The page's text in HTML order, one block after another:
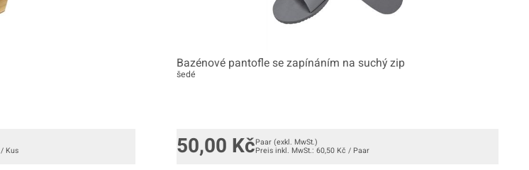
/ Kus
Bazénové pantofle se zapínáním na suchý zip
šedé
50,00 KčPaar (exkl. MwSt.)
Preis inkl. MwSt.: 60,50 Kč / Paar